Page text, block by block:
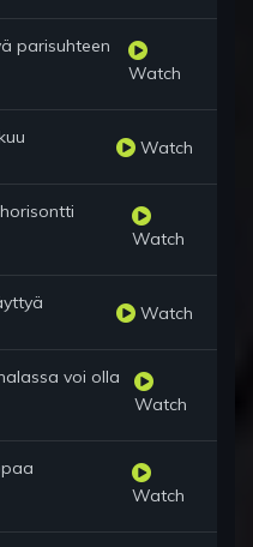
parisuhteen
Watch
Watch
Watch
Watch
voi olla
Watch
Watch